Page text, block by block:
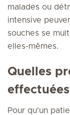
malades ou
intensive
souches se
elles-mêmes.
Quelles
Pour qu'un